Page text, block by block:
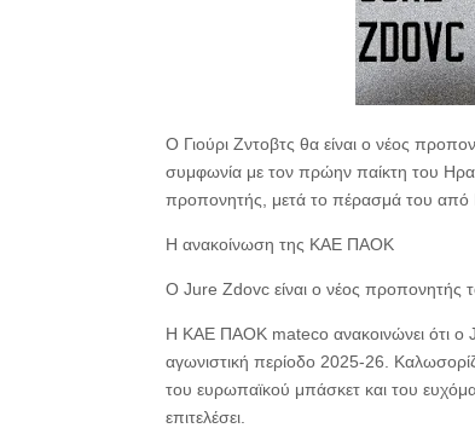
Ο Γιούρι Ζντοβτς θα είναι ο νέος
συμφωνία με τον πρώην παίκτη του
προπονητής, μετά το πέρασμά του από
Η ανακοίνωση της ΚΑΕ ΠΑΟΚ
Ο Jure Zdovc είναι ο νέος
Η ΚΑΕ ΠΑΟΚ mateco ανακοινώνει ότι ο
αγωνιστική περίοδο 2025-26.
του ευρωπαϊκού μπάσκετ και του
επιτελέσει.